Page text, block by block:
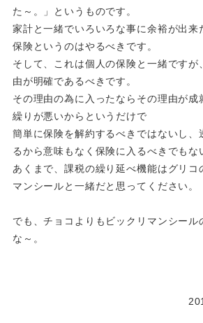
た～。」というものです。
家計と一緒でいろいろな事に余裕が出来
保険というのはやるべきです。
そして、これは個人の保険と一緒ですが
由が明確であるべきです。
その理由の為に入ったならその理由が成
繰りが悪いからというだけで
簡単に保険を解約するべきではないし、
るから意味もなく保険に入るべきでもな
あくまで、課税の繰り延べ機能はグリコ
マンシールと一緒だと思ってください。
でも、チョコよりもビックリマンシール
な～。